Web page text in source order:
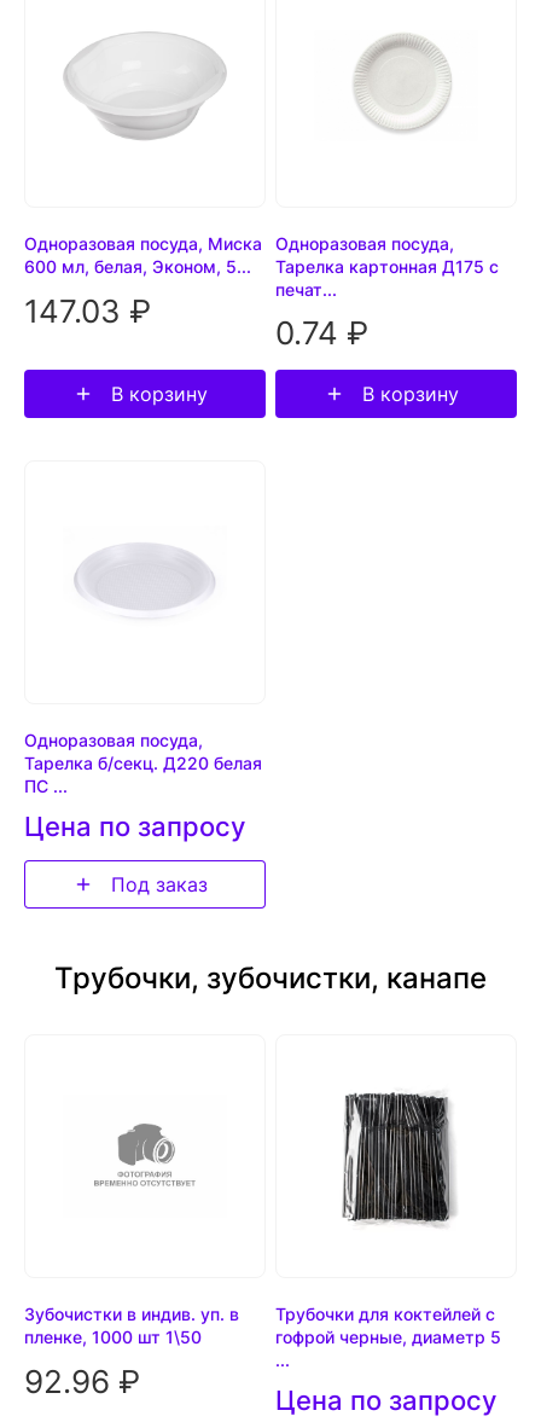
Одноразовая посуда, Миска
600 мл, белая, Эконом, 5...
147.03 ₽
В корзину
Одноразовая посуда,
Тарелка картонная Д175 с
печат...
0.74 ₽
В корзину
Одноразовая посуда,
Тарелка б/секц. Д220 белая
ПС ...
Цена по запросу
Под заказ
Трубочки, зубочистки, канапе
Зубочистки в индив. уп. в
пленке, 1000 шт 1\50
92.96 ₽
Трубочки для коктейлей с
гофрой черные, диаметр 5
...
Цена по запросу